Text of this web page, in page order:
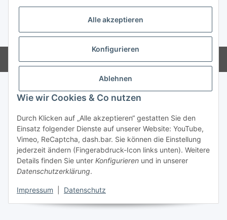
Alle akzeptieren
Konfigurieren
Ablehnen
Wie wir Cookies & Co nutzen
Durch Klicken auf „Alle akzeptieren“ gestatten Sie den
Einsatz folgender Dienste auf unserer Website: YouTube,
Vimeo, ReCaptcha, dash.bar. Sie können die Einstellung
jederzeit ändern (Fingerabdruck-Icon links unten). Weitere
Details finden Sie unter Konfigurieren und in unserer
Datenschutzerklärung.
Impressum Datenschutz
Gesetzliche Informationen
* Alle Preise zzgl. gesetzlicher USt., zzgl.Versand